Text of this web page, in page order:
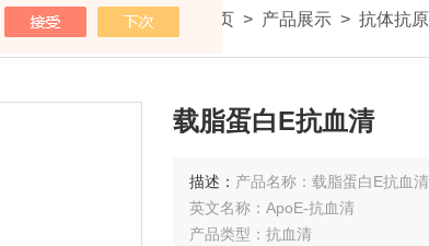
我的位置： 首页 > 产品展示 > 抗体抗原
载脂蛋白E抗血清
描述： ​产品名称：载脂蛋白E抗血清
英文名称：ApoE-抗血清
产品类型：抗血清